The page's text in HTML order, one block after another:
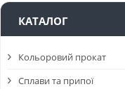
КАТАЛОГ
Кольоровий прокат
Сплави та припої